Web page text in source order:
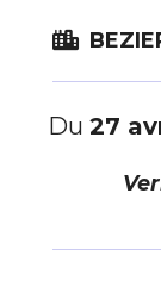
Du 27